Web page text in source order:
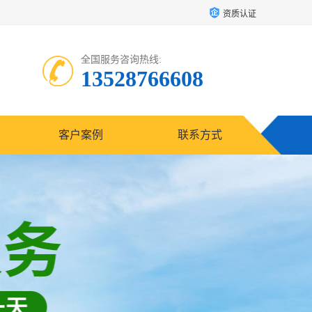
资质认证
全国服务咨询热线:
13528766608
客户案例 联系方式